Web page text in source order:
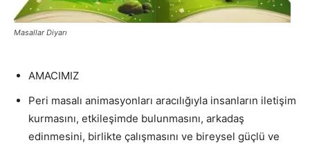
Masallar Diyarı
AMACIMIZ
Peri masalı animasyonları aracılığıyla insanların iletişim
kurmasını, etkileşimde bulunmasını, arkadaş
edinmesini, birlikte çalışmasını ve bireysel güçlü ve